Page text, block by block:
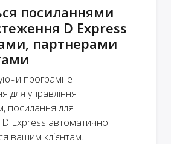
посиланнями
D Express
партнерами
програмне
для управління
посилання для
D Express автоматично
вашим клієнтам.